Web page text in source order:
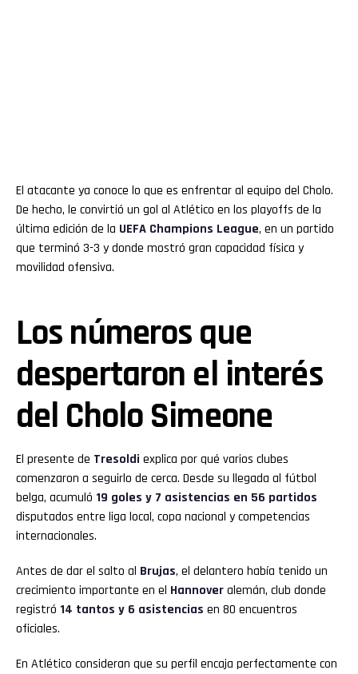
El atacante ya conoce lo que es enfrentar al equipo del Cholo.
De hecho, le convirtió un gol al Atlético en los playoffs de la
última edición de la UEFA Champions League, en un partido
que terminó 3-3 y donde mostró gran capacidad física y
movilidad ofensiva.
Los números que
despertaron el interés
del Cholo Simeone
El presente de Tresoldi explica por qué varios clubes
comenzaron a seguirlo de cerca. Desde su llegada al fútbol
belga, acumuló 19 goles y 7 asistencias en 56 partidos
disputados entre liga local, copa nacional y competencias
internacionales.
Antes de dar el salto al Brujas, el delantero había tenido un
crecimiento importante en el Hannoveralemán, club donde
registró 14 tantos y 6 asistencias en 80 encuentros
oficiales.
En Atlético consideran que su perfil encaja perfectamente con